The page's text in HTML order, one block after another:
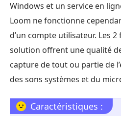
Windows et un service en
Loom ne fonctionne
d’un compte utilisateur. Les
solution offrent une qualité
capture de tout ou partie de
des sons systèmes et du
Caractéristiques :